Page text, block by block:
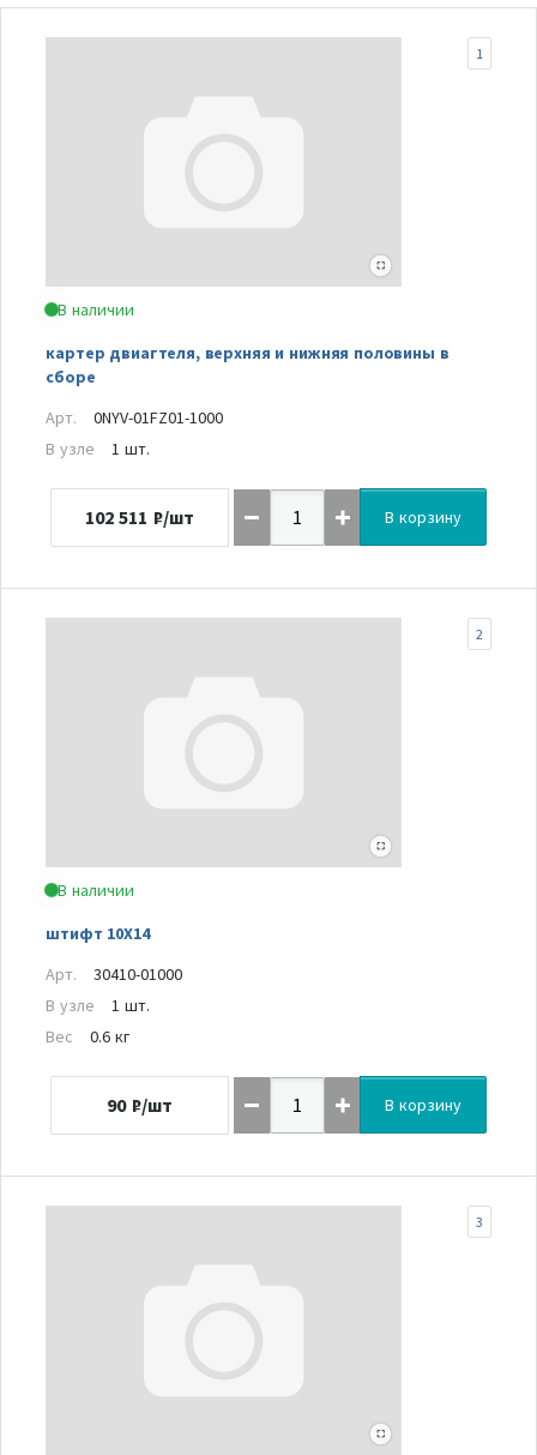
В наличии
картер двиагтеля, верхняя и нижняя половины в
сборе
1
Арт.
0NYV-01FZ01-1000
В узле
1 шт.
102 511 ₽/шт В корзину
В наличии
штифт 10X14
2
Арт.
30410-01000
В узле
1 шт.
Вес
0.6 кг
90 ₽/шт В корзину
3